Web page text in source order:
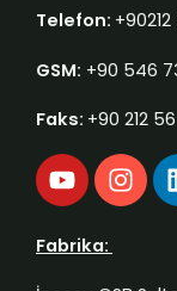
Telefon:
GSM: +90 546
Faks: +90 212
Y
o
u
t
I
n
s
Fabrika: